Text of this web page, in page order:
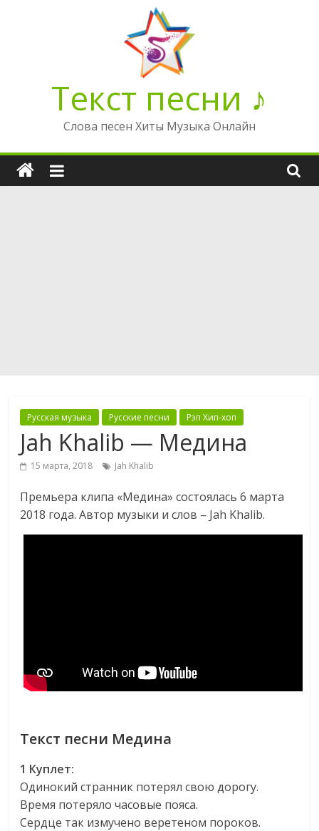
Текст песни ♪
Слова песен Хиты Музыка Онлайн
Русская музыка Русские песни Рэп Хип-хоп
Jah Khalib — Медина
15 марта, 2018 Jah Khalib
Премьера клипа «Медина» состоялась 6 марта
2018 года. Автор музыки и слов – Jah Khalib.
Текст песни Медина
1 Куплет:
Одинокий странник потерял свою дорогу.
Время потеряло часовые пояса.
Сердце так измучено веретеном пороков.